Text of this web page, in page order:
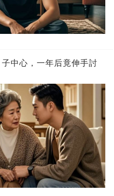
中心，一年后竟伸手討